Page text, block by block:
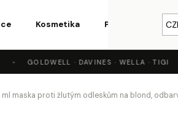
Kosmetika Parfémy a vůně
GOLDWELL · DAVINES · WELLA · TIGI
maska proti žlutým odleskům na blond,
najít?